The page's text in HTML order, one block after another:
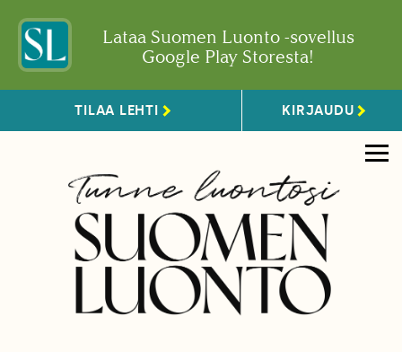
Lataa Suomen Luonto -sovellus
Google Play Storesta!
TILAA LEHTI KIRJAUDU